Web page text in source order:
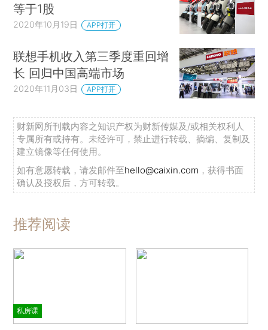
等于1股
2020年10月19日 APP打开
联想手机收入第三季度重回增
长 回归中国高端市场
2020年11月03日 APP打开
财新网所刊载内容之知识产权为财新传媒及/或相关权利人
专属所有或持有。未经许可，禁止进行转载、摘编、复制及
建立镜像等任何使用。
如有意愿转载，请发邮件至hello@caixin.com ，获得书面
确认及授权后，方可转载。
推荐阅读
私房课